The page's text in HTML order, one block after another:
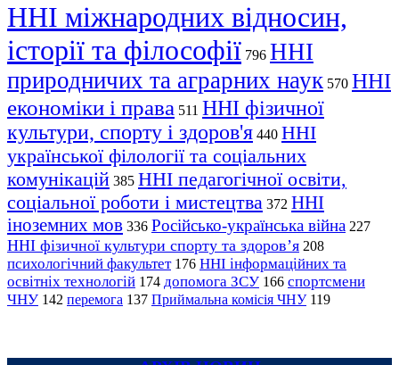
ННІ міжнародних відносин,
історії та філософії 796 ННІ
природничих та аграрних наук 570 ННІ
економіки і права 511 ННІ фізичної
культури, спорту і здоров'я 440 ННІ
української філології та соціальних
комунікацій 385 ННІ педагогічної освіти,
соціальної роботи і мистецтва 372 ННІ
іноземних мов 336 Російсько-українська війна 227
ННІ фізичної культури спорту та здоров’я 208
психологічний факультет 176 ННІ інформаційних та
освітніх технологій 174 допомога ЗСУ 166 спортсмени
ЧНУ 142 перемога 137 Приймальна комісія ЧНУ 119